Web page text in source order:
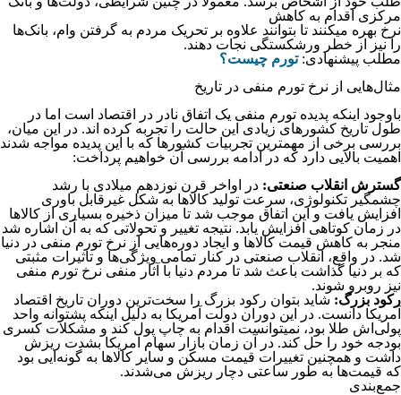
مرکزی اقدام به کاهش
نرخ بهره میکنند تا بتوانند علاوه بر تحریک مردم به گرفتن وام، بانک‌ها
را نیز از خطر ورشکستگی نجات دهند.
مطلب پیشنهادی:تورم چیست؟
مثال‌هایی از نرخ تورم منفی در تاریخ
باوجود اینکه پدیده تورم منفی یک اتفاق نادر در اقتصاد است اما در
طول تاریخ کشورهای زیادی این حالت را تجربه کرده‌ اند. در این میان،
بررسی برخی از مهمترین تجربیات کشورها که با این پدیده مواجه شدند
اهمیت بالایی دارد که در ادامه بررسی آن خواهیم پرداخت:
گسترش انقلاب صنعتی: در اواخر قرن نوزدهم میلادی با رشد
چشمگیر تکنولوژی، سرعت تولید کالاها به شکل غیرقابل باوری
افزایش یافت و این اتفاق موجب شد تا میزان ذخیره بسیاری از کالاها
در زمان کوتاهی افزایش یابد. نتیجه تغییر و تحولاتی که به آن اشاره شد
منجر به کاهش قیمت کالاها و ایجاد دوره‌هایی از نرخ تورم منفی در دنیا
شد. در واقع، انقلاب صنعتی در کنار تمامی ویژگی‌ها و تاثیرات مثبتی
که بر دنیا گذاشت باعث شد تا مردم دنیا با آثار منفی نرخ تورم منفی
نیز روبرو شوند.
رکود بزرگ: شاید بتوان رکود بزرگ را سخت‌ترین دوران تاریخ اقتصاد
آمریکا دانست. در این دوران دولت آمریکا به دلیل اینکه پشتوانه واحد
پولی‌اش طلا بود، نمیتوانست اقدام به چاپ پول کند و مشکلات کسری
بودجه خود را حل کند. در آن زمان بازار سهام آمریکا بشدت ریزش
داشت و همچنین تغییرات قیمت مسکن و سایر کالاها به گونه‌ایی بود
که قیمت‌ها به طور ساعتی دچار ریزش می‌شدند.
جمع‌بندی